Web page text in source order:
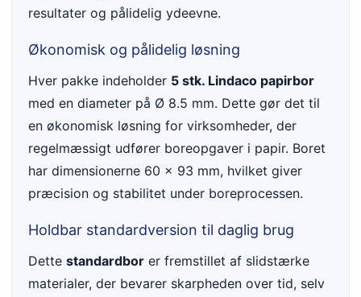
resultater og pålidelig ydeevne.
Økonomisk og pålidelig løsning
Hver pakke indeholder 5 stk. Lindaco papirbor
med en diameter på Ø 8.5 mm. Dette gør det til
en økonomisk løsning for virksomheder, der
regelmæssigt udfører boreopgaver i papir. Boret
har dimensionerne 60 x 93 mm, hvilket giver
præcision og stabilitet under boreprocessen.
Holdbar standardversion til daglig brug
Dette standardbor er fremstillet af slidstærke
materialer, der bevarer skarpheden over tid, selv